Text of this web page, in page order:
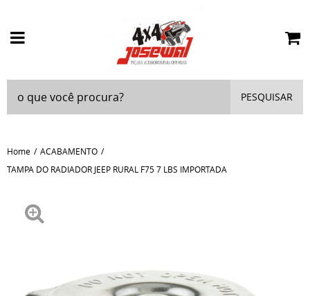
PESQUISAR
Home
ACABAMENTO
TAMPA DO RADIADOR JEEP RURAL F75 7 LBS IMPORTADA